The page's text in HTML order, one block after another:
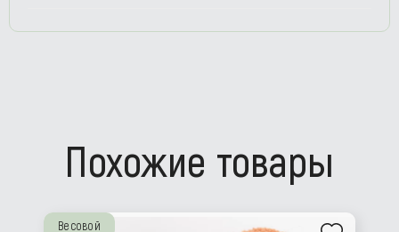
Похожие товары
Весовой